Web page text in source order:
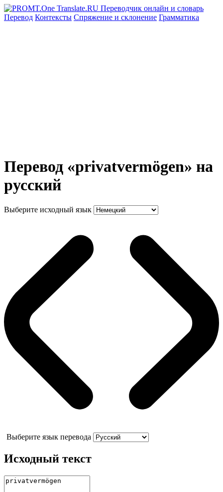
Перевод Контексты Спряжение и склонение Грамматика
Перевод «privatvermögen» на
русский
Выберите исходный язык
Выберите язык перевода
Исходный текст